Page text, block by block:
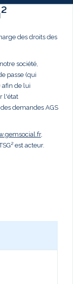
des droits des
société,
passe (qui
afin de lui
l'état
demandes AGS
,
est acteur.